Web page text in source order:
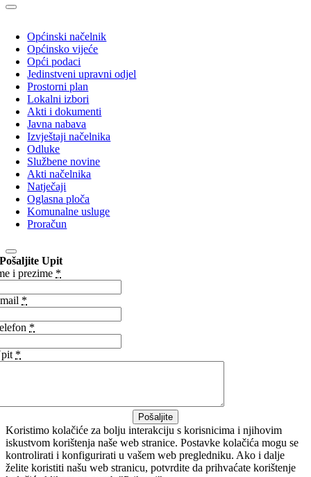
Općinski načelnik
Općinsko vijeće
Opći podaci
Jedinstveni upravni odjel
Prostorni plan
Lokalni izbori
Akti i dokumenti
Javna nabava
Izvještaji načelnika
Odluke
Službene novine
Akti načelnika
Natječaji
Oglasna ploča
Komunalne usluge
Proračun
Pošaljite Upit
i prezime *
*
*
*
Pošaljite
Koristimo kolačiće za bolju interakciju s korisnicima i njihovim
iskustvom korištenja naše web stranice. Postavke kolačića mogu se
kontrolirati i konfigurirati u vašem web pregledniku. Ako i dalje
želite koristiti našu web stranicu, potvrdite da prihvaćate korištenje